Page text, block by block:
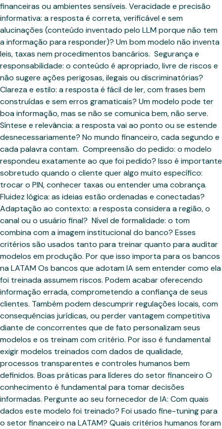
financeiras ou ambientes sensíveis. Veracidade e precisão
informativa: a resposta é correta, verificável e sem
alucinações (conteúdo inventado pelo LLM porque não tem
a informação para responder)? Um bom modelo não inventa
leis, taxas nem procedimentos bancários. ‍ Segurança e
responsabilidade: o conteúdo é apropriado, livre de riscos e
não sugere ações perigosas, ilegais ou discriminatórias? ‍
Clareza e estilo: a resposta é fácil de ler, com frases bem
construídas e sem erros gramaticais? Um modelo pode ter
boa informação, mas se não se comunica bem, não serve. ‍
Síntese e relevância: a resposta vai ao ponto ou se estende
desnecessariamente? No mundo financeiro, cada segundo e
cada palavra contam. ‍ Compreensão do pedido: o modelo
respondeu exatamente ao que foi pedido? Isso é importante
sobretudo quando o cliente quer algo muito específico:
trocar o PIN, conhecer taxas ou entender uma cobrança. ‍
Fluidez lógica: as ideias estão ordenadas e conectadas? ‍
Adaptação ao contexto: a resposta considera a região, o
canal ou o usuário final? ‍ Nível de formalidade: o tom
combina com a imagem institucional do banco? Esses
critérios são usados tanto para treinar quanto para auditar
modelos em produção. Por que isso importa para os bancos
na LATAM Os bancos que adotam IA sem entender como ela
foi treinada assumem riscos. Podem acabar oferecendo
informação errada, comprometendo a confiança de seus
clientes. Também podem descumprir regulações locais, com
consequências jurídicas, ou perder vantagem competitiva
diante de concorrentes que de fato personalizam seus
modelos e os treinam com critério. Por isso é fundamental
exigir modelos treinados com dados de qualidade,
processos transparentes e controles humanos bem
definidos. Boas práticas para líderes do setor financeiro O
conhecimento é fundamental para tomar decisões
informadas. Pergunte ao seu fornecedor de IA: Com quais
dados este modelo foi treinado? Foi usado fine-tuning para
o setor financeiro na LATAM? Quais critérios humanos foram